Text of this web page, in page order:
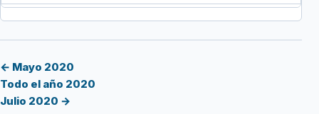
17 de junio de 2020 $28.708,86
15 de junio de 2020
← Mayo 2020
Todo el año 2020
Julio 2020 →